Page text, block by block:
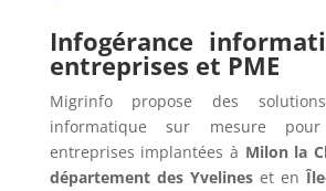
Infogérance
entreprises et PME
Migrinfo propose des solutions
informatique sur mesure
entreprises implantées à Milon la
département des Yvelineset en